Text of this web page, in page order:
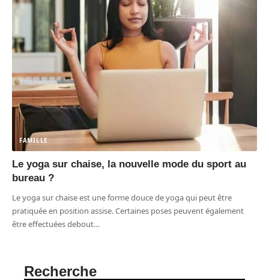
FAMILLE
Le yoga sur chaise, la nouvelle mode du sport au
bureau ?
Le yoga sur chaise est une forme douce de yoga qui peut être
pratiquée en position assise. Certaines poses peuvent également
être effectuées debout…
Recherche